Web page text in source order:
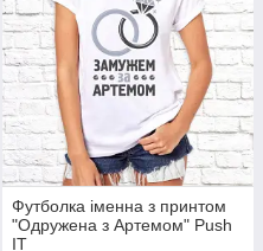
Футболка іменна з принтом
"Одружена з Артемом" Push
IT